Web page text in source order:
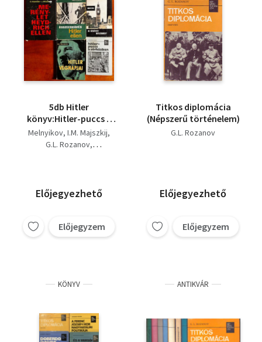
5db Hitler
könyv:Hitler-puccs a
sörházban,Összeesküvés
Hitler ellen,Ki segített
Melnyikov I.M. Majszkij
G.L. Rozanov
Előjegyezhető
Előjegyzem
Titkos diplomácia
(Népszerű történelem)
G.L. Rozanov
Előjegyezhető
Előjegyzem
KÖNYV ANTIKVÁR